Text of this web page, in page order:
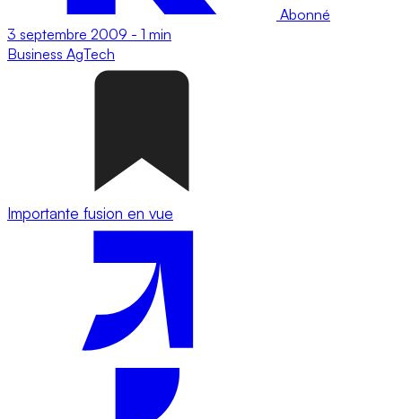
Abonné
3 septembre 2009 - 1 min
Business AgTech
Importante fusion en vue